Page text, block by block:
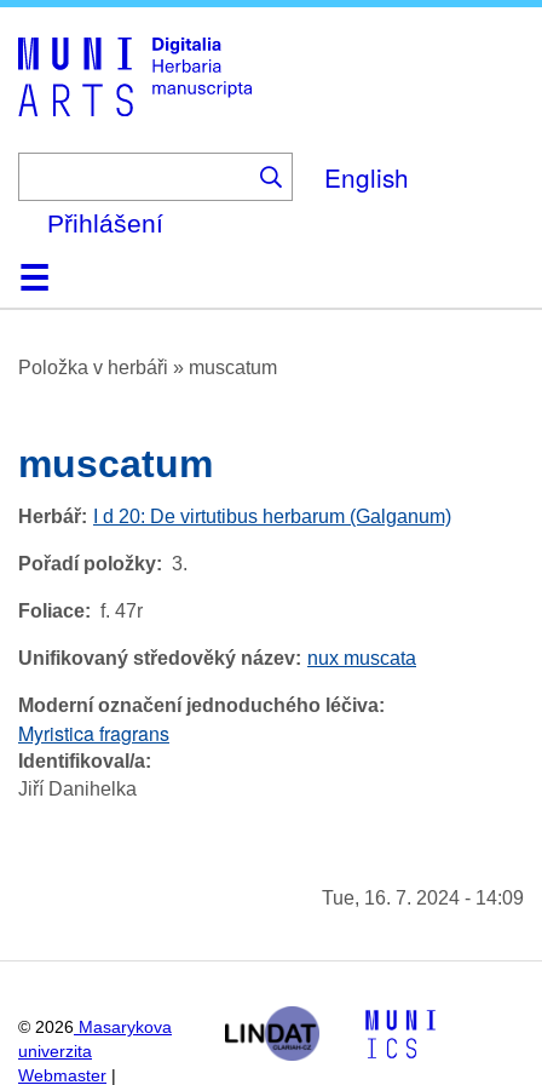
English
Přihlášení
DomůProhlížení
O platformě
Nápověda
KontaktDigitalia
Položka v herbáři » muscatum
muscatum
Herbář I d 20: De virtutibus herbarum (Galganum)
Pořadí položky 3.
Foliace f. 47r
Unifikovaný středověký název nux muscata
Moderní označení jednoduchého léčiva
Myristica fragrans
Identifikoval/a
Jiří Danihelka
Tue, 16. 7. 2024 - 14:09
© 2026 Masarykova
univerzita
Webmaster